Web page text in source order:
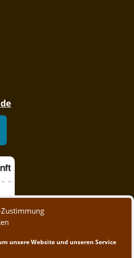
Zustimmung
unsere Website und unseren Service